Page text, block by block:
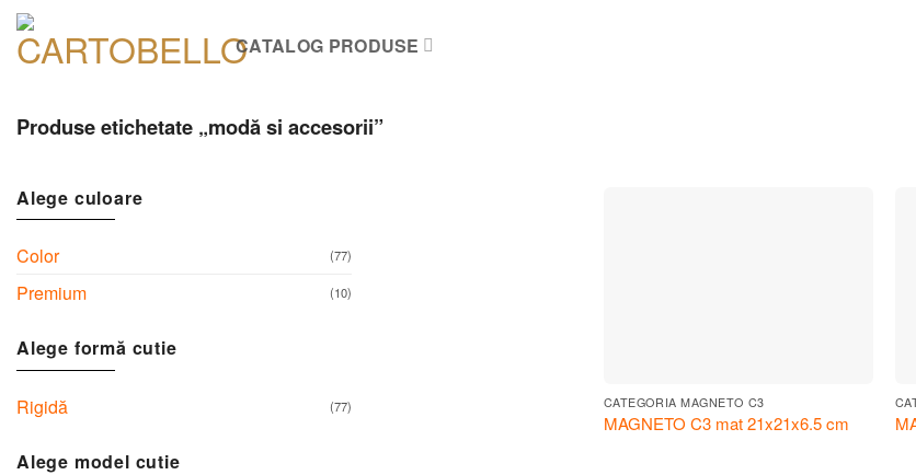
Skip
content
CATALOG PRODUSE
Produse etichetate „modă si accesorii”
Alege culoare
Color (77)
Premium (10)
Alege formă cutie
Rigidă (77)
Alege model cutie
CATEGORIA MAGNETO C3
MAGNETO C3 mat 21x21x6.5 cm